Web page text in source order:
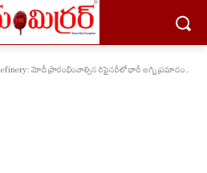
మోదీ ప్రారంభించాల్సిన రిఫైనరీలో భారీ అగ్ని ప్రమాదం..